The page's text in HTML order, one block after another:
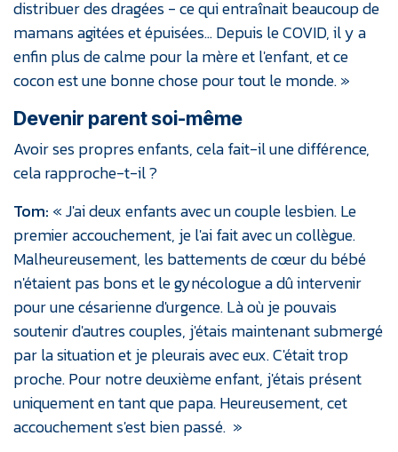
distribuer des dragées - ce qui entraînait beaucoup de
mamans agitées et épuisées… Depuis le COVID, il y a
enfin plus de calme pour la mère et l'enfant, et ce
cocon est une bonne chose pour tout le monde. »
Devenir parent soi-même
Avoir ses propres enfants, cela fait-il une différence,
cela rapproche-t-il ?
Tom: « J'ai deux enfants avec un couple lesbien. Le
premier accouchement, je l'ai fait avec un collègue.
Malheureusement, les battements de cœur du bébé
n'étaient pas bons et le gynécologue a dû intervenir
pour une césarienne d'urgence. Là où je pouvais
soutenir d'autres couples, j'étais maintenant submergé
par la situation et je pleurais avec eux. C'était trop
proche. Pour notre deuxième enfant, j'étais présent
uniquement en tant que papa. Heureusement, cet
accouchement s'est bien passé. »